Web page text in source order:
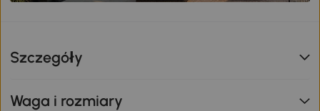
Szczegóły
Waga i rozmiary